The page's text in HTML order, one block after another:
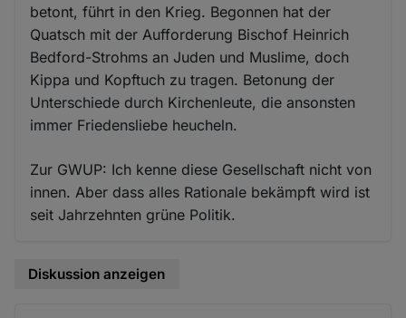
betont, führt in den Krieg. Begonnen hat der
Quatsch mit der Aufforderung Bischof Heinrich
Bedford-Strohms an Juden und Muslime, doch
Kippa und Kopftuch zu tragen. Betonung der
Unterschiede durch Kirchenleute, die ansonsten
immer Friedensliebe heucheln.
Zur GWUP: Ich kenne diese Gesellschaft nicht von
innen. Aber dass alles Rationale bekämpft wird ist
seit Jahrzehnten grüne Politik.
Diskussion anzeigen